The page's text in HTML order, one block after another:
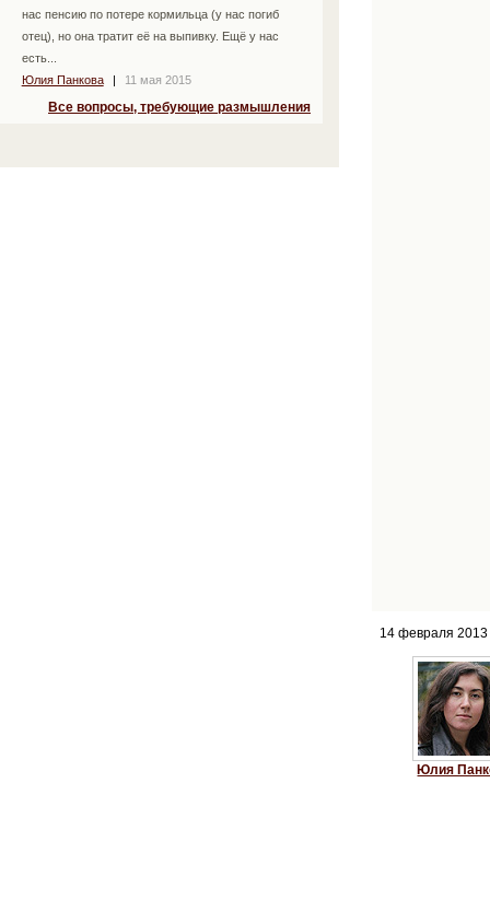
нас пенсию по потере кормильца (у нас погиб
отец), но она тратит её на выпивку. Ещё у нас
есть...
Юлия Панкова
| 11 мая 2015
Все вопросы, требующие размышления
14 февраля 2013
Юлия